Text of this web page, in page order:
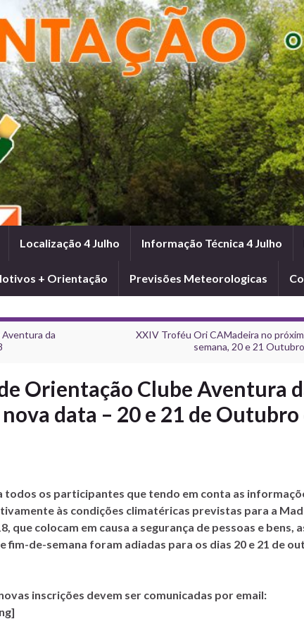
Localização 4 Julho Informação Técnica 4 Julho
+ Orientação Previsões Meteorologicas
da
XXIV Troféu Ori CAMadeira no
semana, 20 e 21
Orientação Clube Aventura
data – 20 e 21 de Outubro
todos os participantes que tendo em conta as
às condições climatéricas previstas para a
que colocam em causa a segurança de pessoas e bens,
de-semana foram adiadas para os dias 20 e 21 de
inscrições devem ser comunicadas por email: